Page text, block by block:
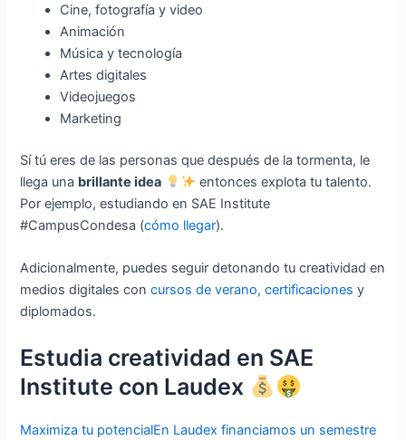
Cine, fotografía y video
Animación
Música y tecnología
Artes digitales
Videojuegos
Marketing
Sí tú eres de las personas que después de la tormenta, le
llega una brillante idea
entonces explota tu talento.
Por ejemplo, estudiando en SAE Institute
#CampusCondesa (cómo llegar).
Adicionalmente, puedes seguir detonando tu creatividad en
medios digitales concursos de verano, certificaciones y
diplomados.
Estudia creatividad en SAE
Institute con Laudex
Maximiza tu potencialEn Laudex financiamos un semestre